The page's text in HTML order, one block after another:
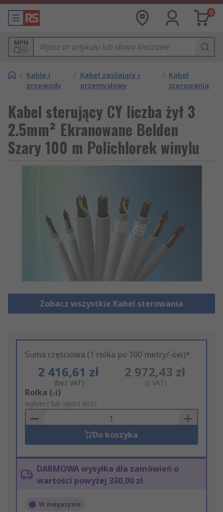
0
MPN
/ Kable i
przewody
/ Kabel zasilający i
przemysłowy
/ Kabel
sterowania
Kabel sterujący CY liczba żył 3
2.5mm² Ekranowane Belden
Szary 100 m Polichlorek winylu
Zobacz wszystkie Kabel sterowania
Suma częściowa (1 rolka po 100 metry/-ów)*
2 416,61 zł
(bez VAT)
2 972,43 zł
(z VAT)
Add
to
Basket
Rolka (-i)
wybierz lub wpisz ilość
Do koszyka
DARMOWA wysyłka dla zamówień o
wartości powyżej 330,00 zł
W magazynie